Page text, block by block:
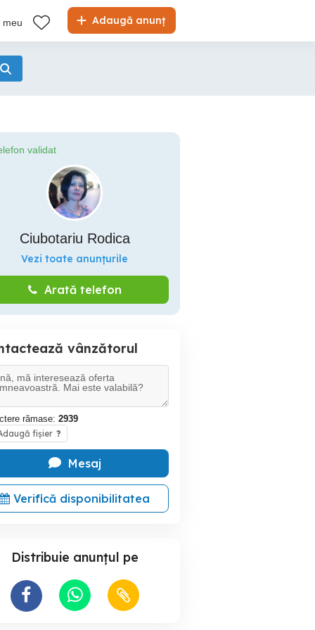
Adaugă anunț
meu
validat
Ciubotariu Rodica
Vezi toate anunțurile
Arată telefon
vânzătorul
rămase: 2939
fișier ?
Mesaj
Verifică disponibilitatea
Distribuie anunțul pe